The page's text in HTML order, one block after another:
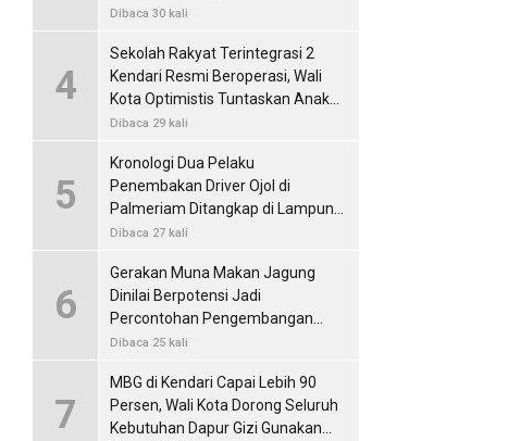
Internasional
Dibaca 30 kali
4
Sekolah Rakyat Terintegrasi 2
Kendari Resmi Beroperasi, Wali
Kota Optimistis Tuntaskan Anak
Putus Sekolah
Dibaca 29 kali
5
Kronologi Dua Pelaku
Penembakan Driver Ojol di
Palmeriam Ditangkap di Lampung,
Polisi Sita Senjata Api Rakitan
Dibaca 27 kali
6
Gerakan Muna Makan Jagung
Dinilai Berpotensi Jadi
Percontohan Pengembangan
Pangan Lokal
Dibaca 25 kali
7
MBG di Kendari Capai Lebih 90
Persen, Wali Kota Dorong Seluruh
Kebutuhan Dapur Gizi Gunakan